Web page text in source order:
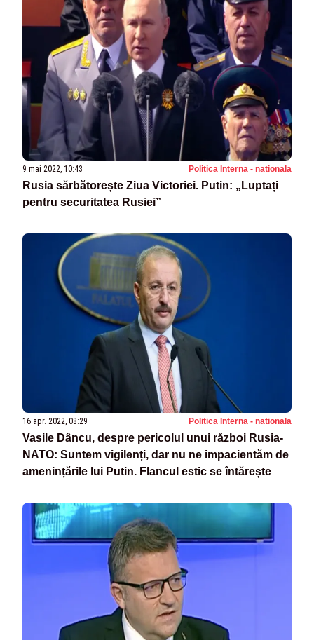
9 mai 2022, 10:43 Politica Interna - nationala
Rusia sărbătorește Ziua Victoriei. Putin: „Luptați
pentru securitatea Rusiei”
16 apr. 2022, 08:29 Politica Interna - nationala
Vasile Dâncu, despre pericolul unui război Rusia-
NATO: Suntem vigilenți, dar nu ne impacientăm de
amenințările lui Putin. Flancul estic se întărește